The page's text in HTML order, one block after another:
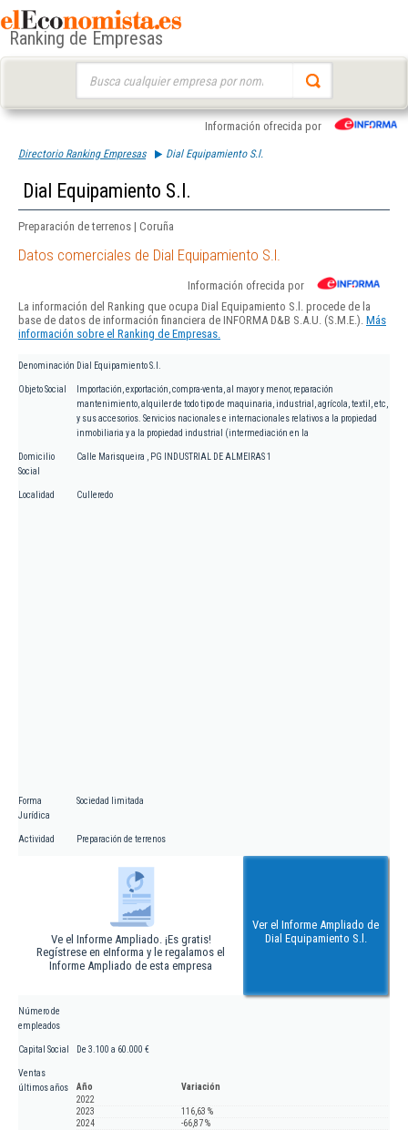
Ranking de Empresas
Información ofrecida por
Directorio Ranking Empresas Dial Equipamiento S.l.
Dial Equipamiento S.l.
Preparación de terrenos | Coruña
Datos comerciales de Dial Equipamiento S.l.
Información ofrecida por
La información del Ranking que ocupa Dial Equipamiento S.l. procede de la
base de datos de información financiera de INFORMA D&B S.A.U. (S.M.E.). Más
información sobre el Ranking de Empresas.
Denominación Dial Equipamiento S.l.
Objeto Social
Importación, exportación, compra-venta, al mayor y menor, reparación
mantenimiento, alquiler de todo tipo de maquinaria, industrial, agrícola, textil, etc,
y sus accesorios. Servicios nacionales e internacionales relativos a la propiedad
inmobiliaria y a la propiedad industrial (intermediación en la
Domicilio
Social
Calle Marisqueira , PG INDUSTRIAL DE ALMEIRAS 1
Localidad Culleredo
Forma
Jurídica
Sociedad limitada
Actividad Preparación de terrenos
Ve el Informe Ampliado. ¡Es gratis!
Regístrese en eInforma y le regalamos el
Informe Ampliado de esta empresa
Ver el Informe Ampliado de
Dial Equipamiento S.l.
Número de
empleados
Capital Social De 3.100 a 60.000 €
Ventas
últimos años
Año
Variación
2022
2023
116,63 %
2024
-66,87 %